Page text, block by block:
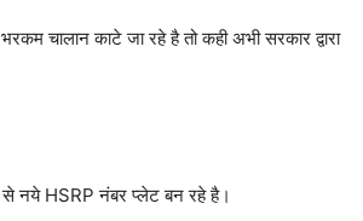
चालान काटे जा रहे है तो कही अभी सरकार द्वारा
से नये HSRP नंबर प्लेट बन रहे है।